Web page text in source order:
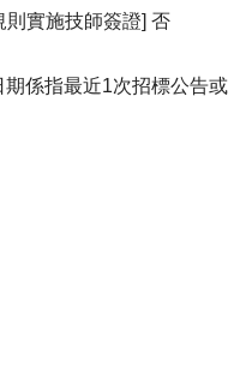
則實施技師簽證] 否
係指最近1次招標公告或